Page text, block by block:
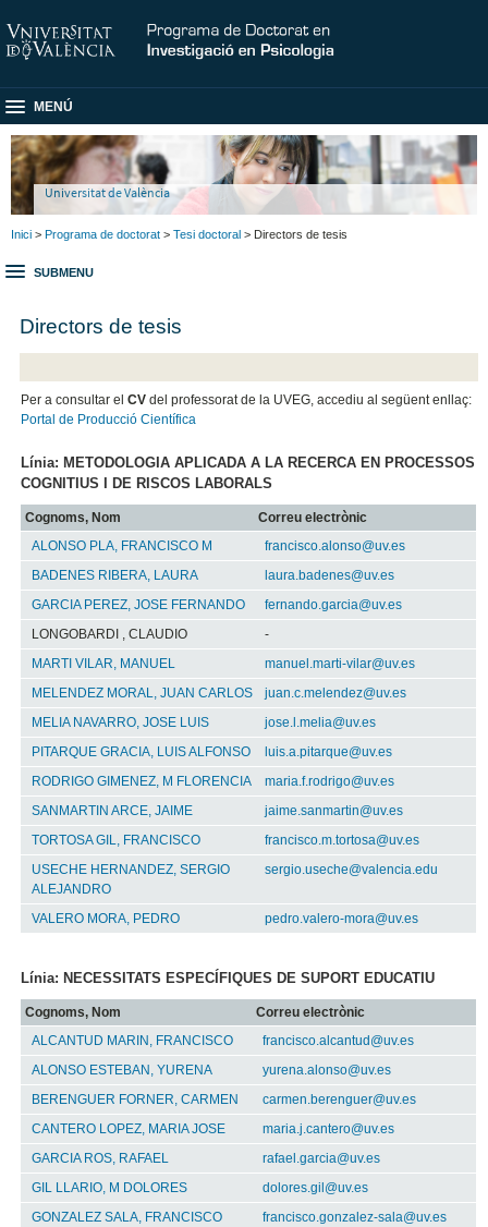
MENÚ
Universitat de València
Inici > Programa de doctorat > Tesi doctoral > Directors de tesis
SUBMENU
Directors de tesis
Per a consultar elCV del professorat de la UVEG, accediu al següent enllaç:
Portal de Producció Científica
Línia: METODOLOGIA APLICADA A LA RECERCA EN PROCESSOS
COGNITIUS I DE RISCOS LABORALS
Cognoms, Nom
Correu electrònic
ALONSO PLA, FRANCISCO M
francisco.alonso@uv.es
BADENES RIBERA, LAURA
laura.badenes@uv.es
GARCIA PEREZ, JOSE FERNANDO
fernando.garcia@uv.es
LONGOBARDI , CLAUDIO
-
MARTI VILAR, MANUEL
manuel.marti-vilar@uv.es
MELENDEZ MORAL, JUAN CARLOS
juan.c.melendez@uv.es
MELIA NAVARRO, JOSE LUIS
jose.l.melia@uv.es
PITARQUE GRACIA, LUIS ALFONSO
luis.a.pitarque@uv.es
RODRIGO GIMENEZ, M FLORENCIA
maria.f.rodrigo@uv.es
SANMARTIN ARCE, JAIME
jaime.sanmartin@uv.es
TORTOSA GIL, FRANCISCO
francisco.m.tortosa@uv.es
USECHE HERNANDEZ, SERGIO
ALEJANDRO
sergio.useche@valencia.edu
VALERO MORA, PEDRO pedro.valero-mora@uv.es
Línia: NECESSITATS ESPECÍFIQUES DE SUPORT EDUCATIU
Cognoms, Nom
Correu electrònic
ALCANTUD MARIN, FRANCISCO
francisco.alcantud@uv.es
ALONSO ESTEBAN, YURENA
yurena.alonso@uv.es
BERENGUER FORNER, CARMEN
carmen.berenguer@uv.es
CANTERO LOPEZ, MARIA JOSE
maria.j.cantero@uv.es
GARCIA ROS, RAFAEL
rafael.garcia@uv.es
GIL LLARIO, M DOLORES
dolores.gil@uv.es
GONZALEZ SALA, FRANCISCO
francisco.gonzalez-sala@uv.es